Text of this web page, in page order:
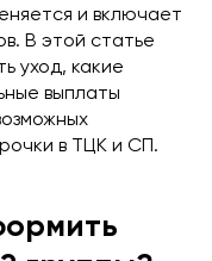
и включает
В этой статье
уход, какие
выплаты
в ТЦК и СП.